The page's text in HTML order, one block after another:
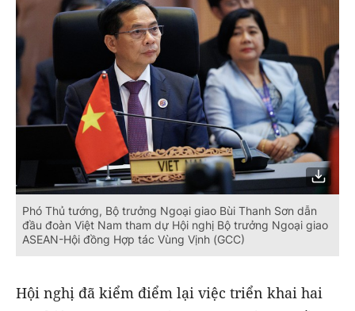
Phó Thủ tướng, Bộ trưởng Ngoại giao Bùi Thanh Sơn dẫn
đầu đoàn Việt Nam tham dự Hội nghị Bộ trưởng Ngoại giao
ASEAN-Hội đồng Hợp tác Vùng Vịnh (GCC)
Hội nghị đã kiểm điểm lại việc triển khai hai